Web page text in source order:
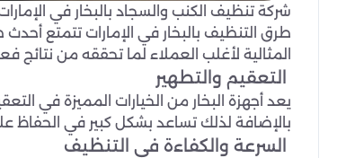
شركة تنظيف الكنب والسجاد بالبخار في
طرق التنظيف بالبخار في الإمارات تتمتع أحدث
المثالية لأغلب العملاء لما تحققه من نتائج
التعقيم والتطهير
يعد أجهزة البخار من الخيارات المميزة في
بالإضافة لذلك تساعد بشكل كبير في الحفاظ
السرعة والكفاءة في التنظيف